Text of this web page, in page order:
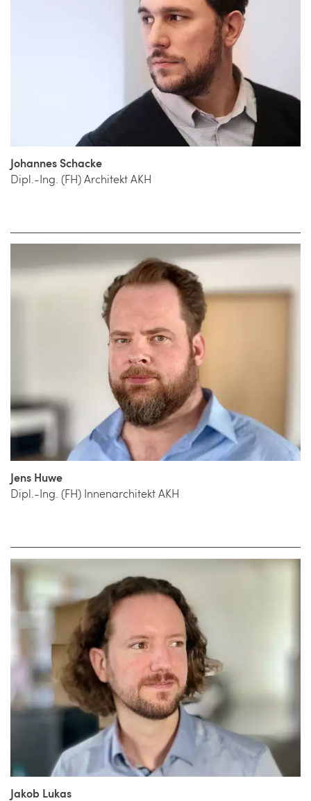
Johannes Schacke
Dipl.-Ing. (FH) Architekt AKH
Jens Huwe
Dipl.-Ing. (FH) Innenarchitekt AKH
Jakob Lukas